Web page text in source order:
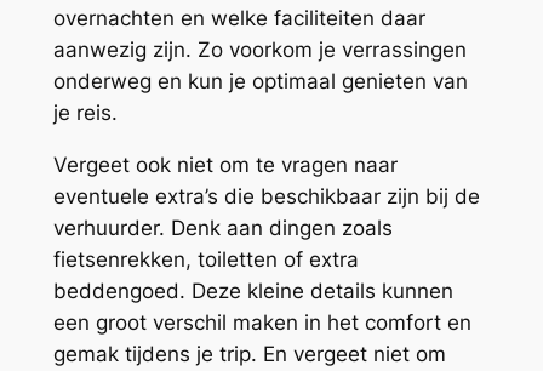
overnachten en welke faciliteiten daar
aanwezig zijn. Zo voorkom je verrassingen
onderweg en kun je optimaal genieten van
je reis.
Vergeet ook niet om te vragen naar
eventuele extra’s die beschikbaar zijn bij de
verhuurder. Denk aan dingen zoals
fietsenrekken, toiletten of extra
beddengoed. Deze kleine details kunnen
een groot verschil maken in het comfort en
gemak tijdens je trip. En vergeet niet om